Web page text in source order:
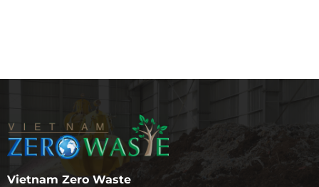
Vietnam Zero Waste